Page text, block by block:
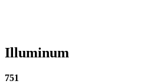
Illuminum
751